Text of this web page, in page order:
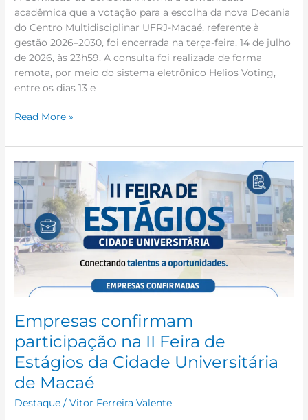
acadêmica que a votação para a escolha da nova Decania
do Centro Multidisciplinar UFRJ-Macaé, referente à
gestão 2026–2030, foi encerrada na terça-feira, 14 de julho
de 2026, às 23h59. A consulta foi realizada de forma
remota, por meio do sistema eletrônico Helios Voting,
entre os dias 13 e
Read More »
Empresas confirmam
participação na II Feira de
Estágios da Cidade Universitária
de Macaé
Destaque /Vitor Ferreira Valente
Empresas
confirmam
participação
na
II
Feira
de
Estágios
Universitária
Macaé